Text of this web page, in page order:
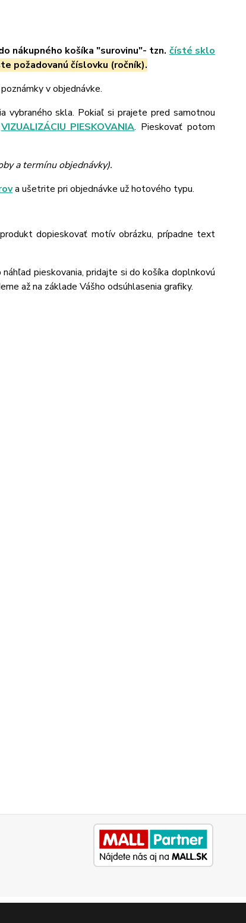
nákupného košíka "surovinu"- tzn. čísté sklo
požadovanú číslovku (ročník).
v objednávke.
vybraného skla. Pokiaľ si prajete pred samotnou
VIZUALIZÁCIU PIESKOVANIA. Pieskovať potom
a termínu objednávky).
a ušetrite pri objednávke už hotového typu.
dopieskovať motív obrázku, prípadne text
pieskovania, pridajte si do košíka doplnkovú
až na základe Vášho odsúhlasenia grafiky.